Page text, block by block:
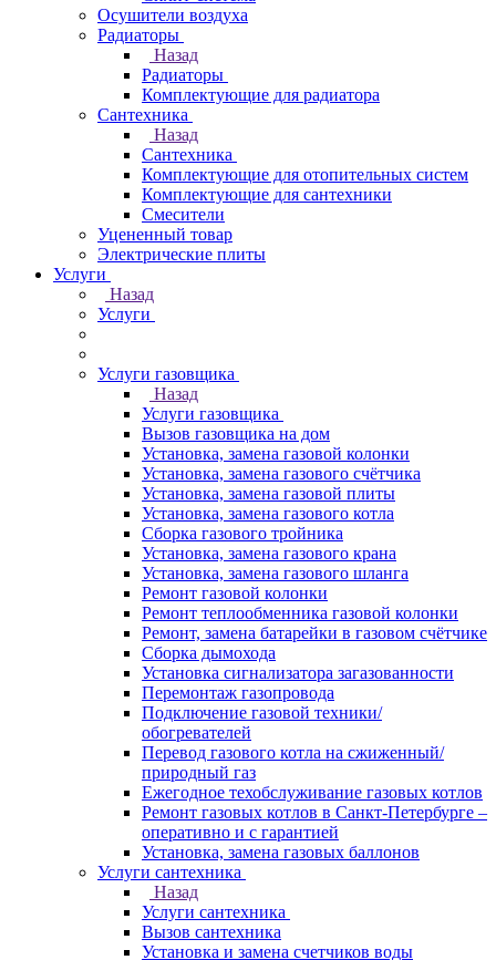
Осушители воздуха
Радиаторы
Назад
Радиаторы
Комплектующие для радиатора
Сантехника
Назад
Сантехника
Комплектующие для отопительных систем
Комплектующие для сантехники
Смесители
Уцененный товар
Электрические плиты
Услуги
Назад
Услуги
Услуги газовщика
Назад
Услуги газовщика
Вызов газовщика на дом
Установка, замена газовой колонки
Установка, замена газового счётчика
Установка, замена газовой плиты
Установка, замена газового котла
Сборка газового тройника
Установка, замена газового крана
Установка, замена газового шланга
Ремонт газовой колонки
Ремонт теплообменника газовой колонки
Ремонт, замена батарейки в газовом счётчике
Сборка дымохода
Установка сигнализатора загазованности
Перемонтаж газопровода
Подключение газовой техники/
обогревателей
Перевод газового котла на сжиженный/
природный газ
Ежегодное техобслуживание газовых котлов
Ремонт газовых котлов в Санкт-Петербурге –
оперативно и с гарантией
Установка, замена газовых баллонов
Услуги сантехника
Назад
Услуги сантехника
Вызов сантехника
Установка и замена счетчиков воды